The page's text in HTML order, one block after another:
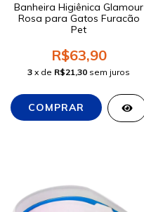
Banheira Higiênica Glamour
Rosa para Gatos Furacão
Pet
R$63,90
3 x de R$21,30 sem juros